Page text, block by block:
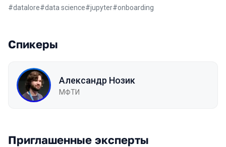
#datalore#data science#jupyter#onboarding
Спикеры
Александр Нозик
МФТИ
Приглашенные эксперты